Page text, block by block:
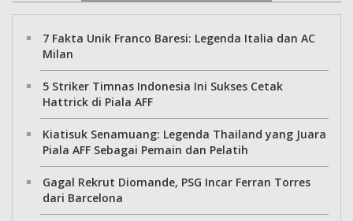
7 Fakta Unik Franco Baresi: Legenda Italia dan AC
Milan
5 Striker Timnas Indonesia Ini Sukses Cetak
Hattrick di Piala AFF
Kiatisuk Senamuang: Legenda Thailand yang Juara
Piala AFF Sebagai Pemain dan Pelatih
Gagal Rekrut Diomande, PSG Incar Ferran Torres
dari Barcelona